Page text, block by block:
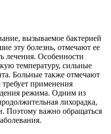
вызываемое бактерией
эту болезнь, отмечают ее
лечения. Особенности
температуру, сильные
Больные также отмечают
применения
режима. Одним из
лихорадка,
Поэтому важно обращаться